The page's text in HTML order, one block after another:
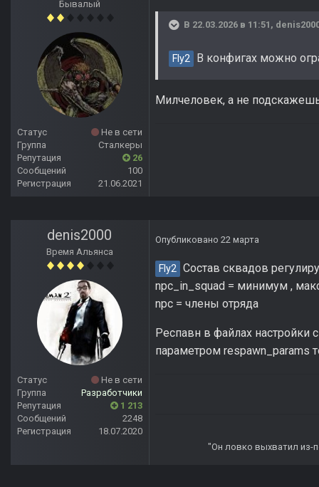
Бывалый
Статус
Не в сети
Группа
Сталкеры
Репутация
26
Сообщений
100
Регистрация
21.06.2021
В 22.03.2026 в 11:51,
Fly2 В конфигах можно
Милчеловек, а не
denis2000
Время Альянса
Статус
Не в сети
Группа
Разработчики
Репутация
1 213
Сообщений
2248
Регистрация
18.07.2020
Опубликовано 22 марта
Fly2 Состав сквадов
npc_in_squad = минимум ,
npc = члены отряда
Респавн в файлах настройки
параметром respawn_params
"Он ловко выхватил из-